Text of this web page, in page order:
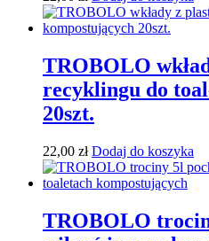
TROBOLO
recyklingu do
20szt.
22,00 zł Dodaj do koszyka
TROBOLO